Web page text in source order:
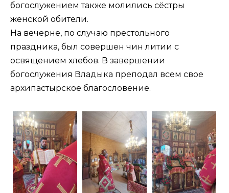
богослужением также молились сёстры
женской обители.
На вечерне, по случаю престольного
праздника, был совершен чин литии с
освящением хлебов. В завершении
богослужения Владыка преподал всем свое
архипастырское благословение.